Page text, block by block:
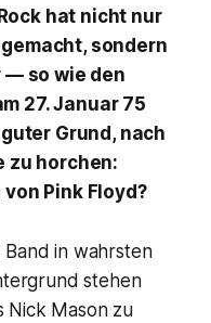
hat nicht nur
sondern
— so wie den
27. Januar 75
Grund, nach
zu horchen:
Pink Floyd?
in wahrsten
stehen
Nick Mason zu